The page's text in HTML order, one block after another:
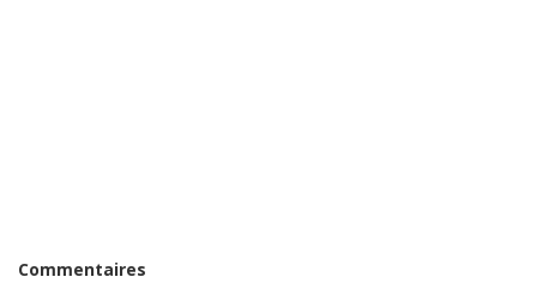
Commentaires